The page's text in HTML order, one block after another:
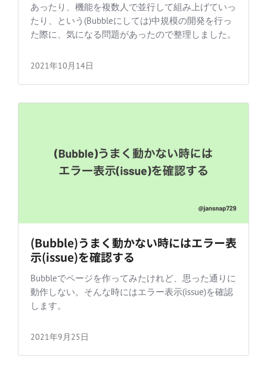
あったり、機能を複数人で並行して組み上げていっ
たり、という(Bubbleにしては)中規模の開発を行っ
た際に、気になる問題があったので整理しました。
2021年10月14日
(Bubble)うまく動かない時にはエラー表
示(issue)を確認する
Bubbleでページを作ってみたけれど、思った通りに
動作しない。そんな時にはエラー表示(issue)を確認
します。
2021年9月25日